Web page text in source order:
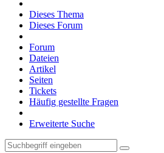
Dieses Thema
Dieses Forum
Forum
Dateien
Artikel
Seiten
Tickets
Häufig gestellte Fragen
Erweiterte Suche